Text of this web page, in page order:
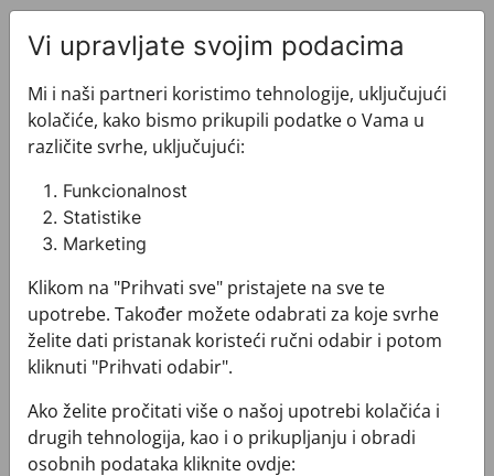
Pogledajte i ovo
Vi upravljate svojim podacima
Mi i naši partneri koristimo tehnologije, uključujući
kolačiće, kako bismo prikupili podatke o Vama u
različite svrhe, uključujući:
Funkcionalnost
Statistike
Marketing
Klikom na "Prihvati sve" pristajete na sve te
upotrebe. Također možete odabrati za koje svrhe
želite dati pristanak koristeći ručni odabir i potom
kliknuti "Prihvati odabir".
Ako želite pročitati više o našoj upotrebi kolačića i
drugih tehnologija, kao i o prikupljanju i obradi
osobnih podataka kliknite ovdje: